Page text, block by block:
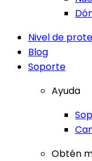
Nivel de
Blog
Soporte
Ayuda
Obtén